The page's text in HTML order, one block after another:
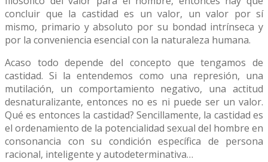
concluir que la castidad es un valor, un valor por sí
mismo, primario y absoluto por su bondad intrínseca y
por la conveniencia esencial con la naturaleza humana.
Acaso todo depende del concepto que tengamos de
castidad. Si la entendemos como una represión, una
mutilación, un comportamiento negativo, una actitud
desnaturalizante, entonces no es ni puede ser un valor.
Qué es entonces la castidad? Sencillamente, la castidad es
el ordenamiento de la potencialidad sexual del hombre en
consonancia con su condición específica de persona
racional, inteligente y autodeterminativa…